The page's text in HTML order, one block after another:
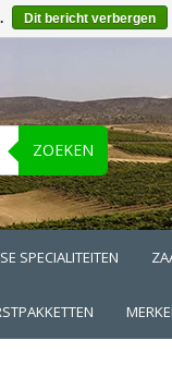
ZOEKEN
SPECIALITEITEN
Dit bericht verbergen